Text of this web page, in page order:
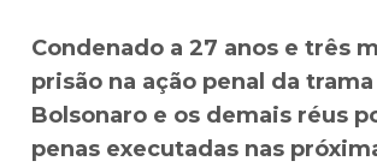
Condenado a 27 anos e três
prisão na ação penal da
Bolsonaro e os demais réus
penas executadas nas